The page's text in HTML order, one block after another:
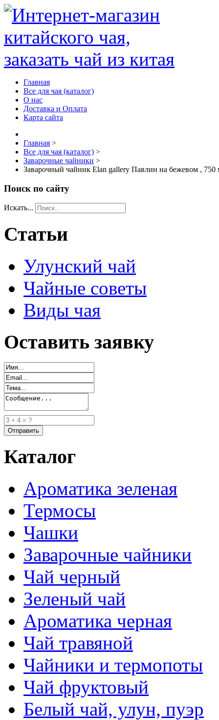
Главная
Все для чая (каталог)
О нас
Доставка и Оплата
Карта сайта
Главная >
Все для чая (каталог) >
Заварочные чайники >
Заварочный чайник Elan gallery Павлин на бежевом , 750
Поиск по сайту
Искать...
Статьи
Улунский чай
Чайные советы
Виды чая
Оставить заявку
Каталог
Ароматика зеленая
Термосы
Чашки
Заварочные чайники
Чай черный
Зеленый чай
Ароматика черная
Чай травяной
Чайники и термопоты
Чай фруктовый
Белый чай, улун, пуэр